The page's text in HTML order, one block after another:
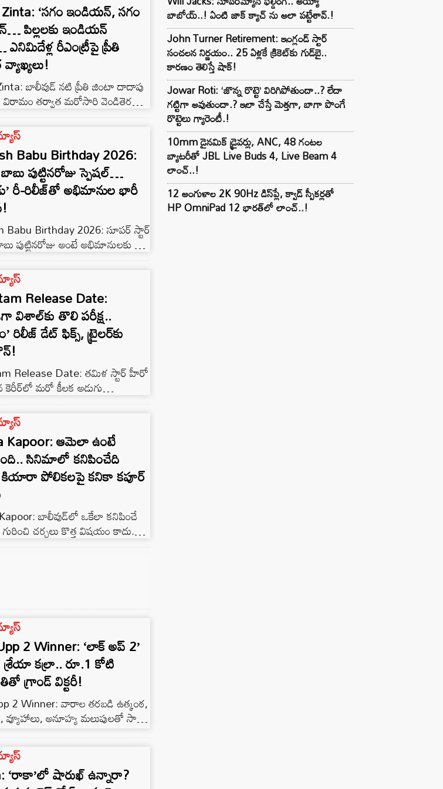
సస్పెన్స్ ఇన్వెస్టిగేటివ్ థ్రిల్లర్‌గా
[…]
‘సగం ఇండియన్, సగం
పిల్లలకు ఇండియన్
రీఎంట్రీపై ప్రీతి
వ్యాఖ్యలు!
బాలీవుడ్ నటి ప్రీతి జింటా దాదాపు
విరామం తర్వాత మరోసారి వెండితెరపై
సిద్ధమవుతోంది. ఒకప్పుడు వరుస
ప్రేక్షకులను అలరించిన ఆమె, పెళ్లి
దూరమై పూర్తిగా ఫ్యామిలీ
ఇచ్చింది. ఇప్పుడు ‘బత్వారా
రీఎంట్రీ ఇస్తున్న ప్రీతి, తన కెరీర్
భర్త, పిల్లలే ఎక్కువ ఇంపార్టెన్స్
2016లో అమెరికాకు చెందిన జీన్
వివాహం చేసుకున్న […]
Babu Birthday 2026:
పుట్టినరోజు స్పెషల్…
రీ-రిలీజ్‌తో అభిమానుల భారీ
Babu Birthday 2026: సూపర్ స్టార్
పుట్టినరోజు అంటే అభిమానులకు అది
పండుగ. ప్రతి ఏడాది ఆగస్టు 9న జరిగే
ఈసారి మరింత ఘనంగా
మహేష్ బాబు తన 51వ
జరుపుకోనున్న నేపథ్యంలో
ఇప్పటికే అభిమానుల సందడితో
ప్రత్యేక సినిమా ప్రదర్శనలు, కేక్
ఫ్యాన్ మీట్‌లు, థీమ్
మొత్తం వేడుకల మూడ్‌లోకి
ఈసారి […]
Release Date:
విశాల్‌కు తొలి పరీక్ష..
రిలీజ్ డేట్ ఫిక్స్, ట్రైలర్‌కు
Release Date: తమిళ స్టార్ హీరో
మరో కీలక అడుగు
ప్రేక్షకులను అలరించిన
దర్శకుడిగానూ తన అదృష్టాన్ని
విశాల్ దర్శకత్వం వహిస్తూ,
నటిస్తున్న ‘మకుటం’ మూవీ 2026
తెలుగు తమిళ భాషల్లో థియేటర్లలో
ఈ రోజు రిలీజ్ డేట్ ను
ఆఫీషియల్ గా అనౌన్స్ చేసింది. అలాగే
Kapoor: ఆమెలా ఉంటే
సినిమాలో కనిపించేది
పోలికలపై కనికా కపూర్
బాలీవుడ్‌లో ఒకేలా కనిపించే
చర్చలు కొత్త విషయం కాదు.
నటి కనికా కపూర్‌ను చూసి చాలామంది
భావించడం సోషల్ మీడియాలో
ఈ గందరగోళంపై కనికా
స్పందించారు. ‘ఏక్ దుజే
2 Winner: ‘లాక్ అప్ 2’
కల్రా.. రూ.1 కోటి
గ్రాండ్ విక్టరీ!
2 Winner: వారాల తరబడి ఉత్కంఠ,
అనూహ్య మలుపులతో సాగిన
ముగిసింది. ప్రతి వారం కొత్త
ఎలిమినేషన్లు, పోటీదారుల మధ్య విభేదాలు
టీవీలకు కట్టిపడేశాయి. చివరి వరకు
‘రాకా’లో షారుఖ్ ఉన్నారా?
బాబోయ్..! ఏంటి జాక్ క్యాచ్ ను అలా పట్టేశావ్.!
John Turner Retirement: ఇంగ్లండ్ స్టార్
సంచలన నిర్ణయం.. 25 ఏళ్లకే క్రికెట్‌కు గుడ్‌బై..
కారణం తెలిస్తే షాక్!
Jowar Roti: ‘జొన్న రొట్టె’ విరిగిపోతుందా..? లేదా
గట్టిగా అవుతుందా.? ఇలా చేస్తే మెత్తగా, బాగా పొంగే
రొట్టెలు గ్యారెంటీ.!
10mm డైనమిక్ డ్రైవర్లు, ANC, 48 గంటల
బ్యాటరీతో JBL Live Buds 4, Live Beam 4
లాంచ్..!
12 అంగుళాల 2K 90Hz డిస్‌ప్లే, క్వాడ్ స్పీకర్లతో
HP OmniPad 12 భారత్‌లో లాంచ్..!